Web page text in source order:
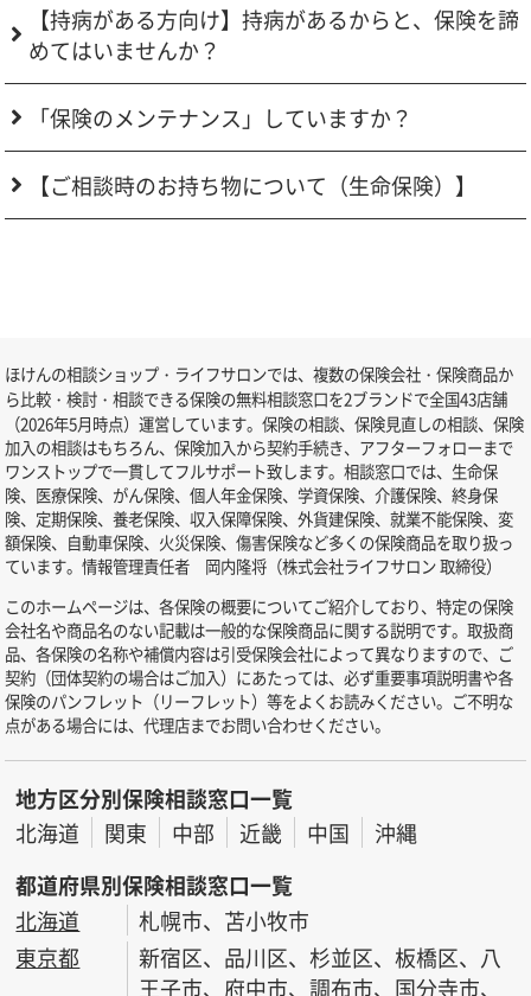
【持病がある方向け】持病があるからと、保険を諦
めてはいませんか？
「保険のメンテナンス」していますか？
【ご相談時のお持ち物について（生命保険）】
ほけんの相談ショップ・ライフサロンでは、複数の保険会社・保険商品か
ら比較・検討・相談できる保険の無料相談窓口を2ブランドで全国43店舗
（2026年5月時点）運営しています。保険の相談、保険見直しの相談、保険
加入の相談はもちろん、保険加入から契約手続き、アフターフォローまで
ワンストップで一貫してフルサポート致します。相談窓口では、生命保
険、医療保険、がん保険、個人年金保険、学資保険、介護保険、終身保
険、定期保険、養老保険、収入保障保険、外貨建保険、就業不能保険、変
額保険、自動車保険、火災保険、傷害保険など多くの保険商品を取り扱っ
ています。情報管理責任者 岡内隆将（株式会社ライフサロン 取締役）
このホームページは、各保険の概要についてご紹介しており、特定の保険
会社名や商品名のない記載は一般的な保険商品に関する説明です。取扱商
品、各保険の名称や補償内容は引受保険会社によって異なりますので、ご
契約（団体契約の場合はご加入）にあたっては、必ず重要事項説明書や各
保険のパンフレット（リーフレット）等をよくお読みください。ご不明な
点がある場合には、代理店までお問い合わせください。
地方区分別保険相談窓口一覧
北海道
関東 中部 近畿 中国
沖縄
都道府県別保険相談窓口一覧
北海道
札幌市、苫小牧市
東京都
新宿区、品川区、杉並区、板橋区、八
王子市、府中市、調布市、国分寺市、